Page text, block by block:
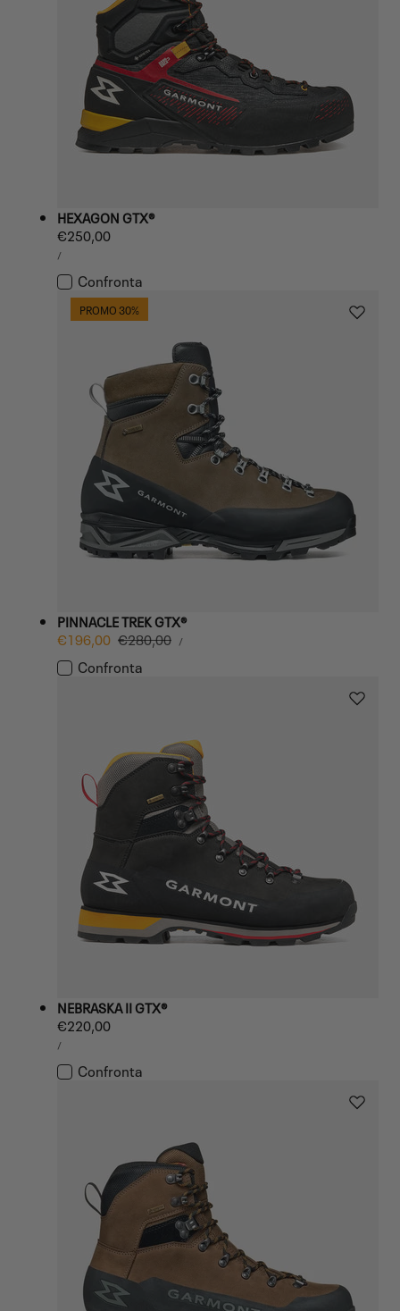
HEXAGON GTX®
Prezzo
normale
€250,00
PREZZO
UNITARIO
/PER
Confronta
PROMO 30%
PINNACLE TREK GTX®
Prezzo
di
vendita
€196,00 Prezzo
€280,00 UNITARIO
/PER
Confronta
NEBRASKA II GTX®
Prezzo
normale
€220,00
PREZZO
UNITARIO
/PER
Confronta